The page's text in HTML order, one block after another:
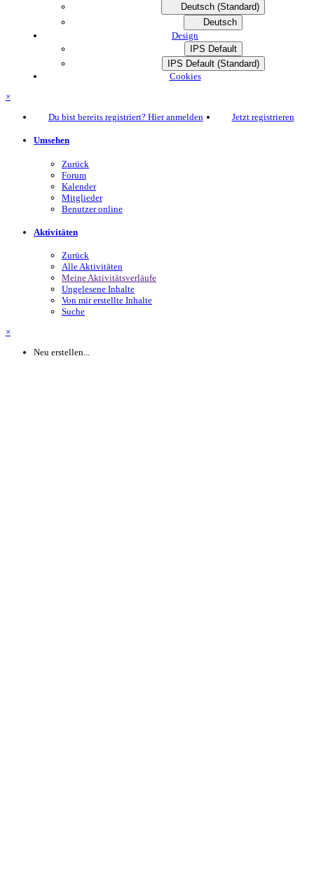
Deutsch (Standard)
Deutsch
Design
IPS Default
IPS Default (Standard)
Cookies
×
Du bist bereits registriert? Hier anmelden
Jetzt registrieren
Umsehen
Zurück
Forum
Kalender
Mitglieder
Benutzer online
Aktivitäten
Zurück
Alle Aktivitäten
Meine Aktivitätsverläufe
Ungelesene Inhalte
Von mir erstellte Inhalte
Suche
×
Neu erstellen...